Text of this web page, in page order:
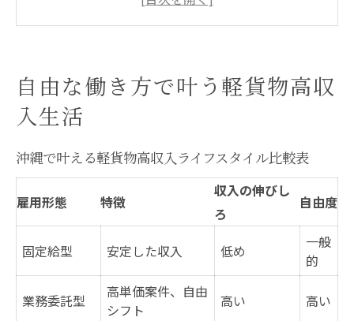
軽貨物ドライバーが自由を手に入れるコツ
沖縄の業務委託求人で安定高単価を獲得
沖縄軽貨物業務委託求人の条件比較一覧
高単価を狙うなら注目したい軽貨物案件の
業務委託で安定収入を得るポイント
沖縄軽貨物求人の選び方と注意点
安定した高収入を目指すための求人探し術
未経験から始める軽貨物配達のコツ
自由な働き方で叶う軽貨物高収
入生活
沖縄で叶える軽貨物高収入ライフスタイル比較表
雇用形態 特徴
収入の伸びし
ろ
自由度
固定給型 安定した収入 低め
一般
的
業務委託型
高単価案件、自由
シフト
高い 高い